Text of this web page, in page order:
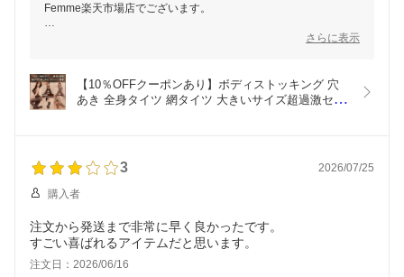
Femme楽天市場店でございます。
この度は当店をご利用いただき、誠にありがとうございます。
またのご利用を心よりお待ちしております。
さらに表示
【10％OFFクーポンあり】ボディストッキング 穴
あき 全身タイツ 網タイツ 大きいサイズ超過激セク
3 2026/07/25
購入者
注文から発送まで非常に早く良かったです。
すごい喜ばれるアイテムだと思います。
注文日：2026/06/16